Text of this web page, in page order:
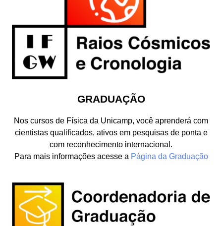
GRADUAÇÃO
Nos cursos de Física da Unicamp, você aprenderá com
cientistas qualificados, ativos em pesquisas de ponta e
com reconhecimento internacional.
Para mais informações acesse a Página da Graduação